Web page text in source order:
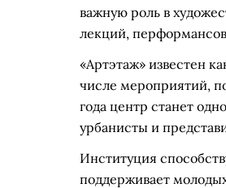
важную роль в
лекций,
«Артэтаж» известен
числе мероприятий,
года центр станет
урбанисты и
Институция
поддерживает